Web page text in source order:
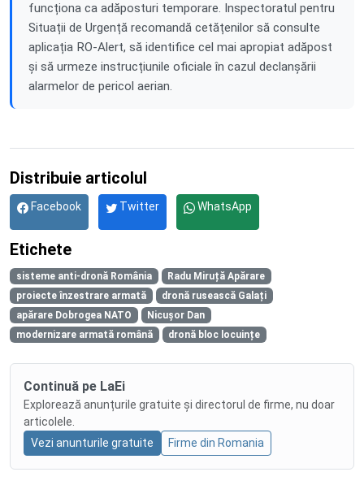
funcționa ca adăposturi temporare. Inspectoratul pentru
Situații de Urgență recomandă cetățenilor să consulte
aplicația RO-Alert, să identifice cel mai apropiat adăpost
și să urmeze instrucțiunile oficiale în cazul declanșării
alarmelor de pericol aerian.
Distribuie articolul
Facebook Twitter WhatsApp
Etichete
sisteme anti-dronă România
Radu Miruță Apărare
proiecte înzestrare armată
dronă rusească Galați
apărare Dobrogea NATO
Nicușor Dan
modernizare armată română
dronă bloc locuințe
Continuă pe LaEi
Explorează anunțurile gratuite și directorul de firme, nu doar
articolele.
Vezi anunturile gratuite
Firme din Romania